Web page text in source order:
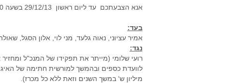
אנא הצבעתכם עד ליום ראשון 29/12/13 בשעה 11:40.
בעד:
אמיר עציוני, נאוה גלעד, מני לוי, אלון הסגל,
נגד:
רועי שלומי (מייתר את תפקידו של המנכ"ל
מיליון ש' במשך השנים וזאת ללא כל מכרז).